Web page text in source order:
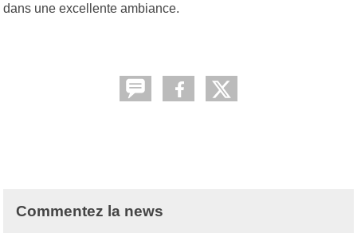
dans une excellente ambiance.
Commentez la news